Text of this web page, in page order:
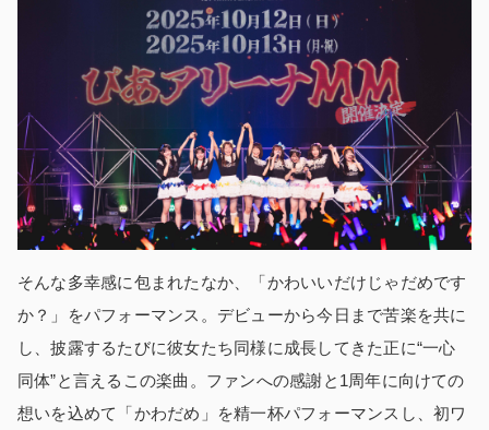
そんな多幸感に包まれたなか、「かわいいだけじゃだめです
か？」をパフォーマンス。デビューから今日まで苦楽を共に
し、披露するたびに彼女たち同様に成長してきた正に“一心
同体”と言えるこの楽曲。ファンへの感謝と1周年に向けての
想いを込めて「かわだめ」を精一杯パフォーマンスし、初ワ